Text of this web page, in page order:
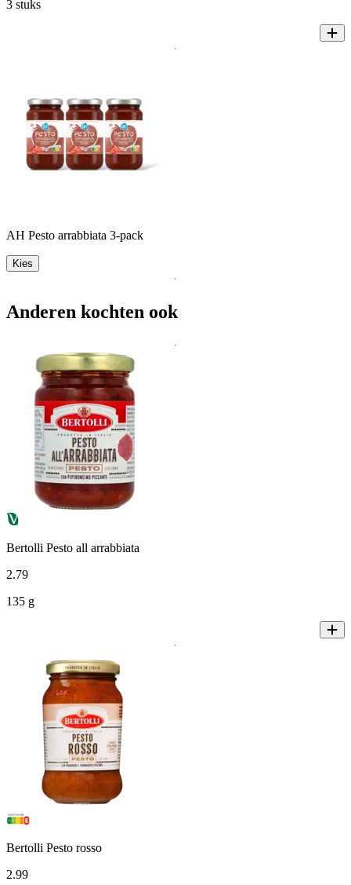
3 stuks
AH Pesto arrabbiata 3-pack
Kies
Anderen kochten ook
Bertolli Pesto all arrabbiata
2.79
135 g
Bertolli Pesto rosso
2.99